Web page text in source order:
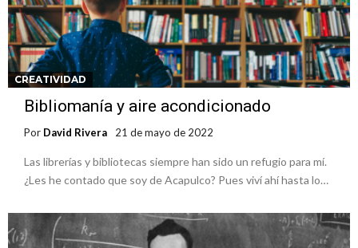
CREATIVIDAD
Bibliomanía y aire acondicionado
Por David Rivera 21 de mayo de 2022
Las librerías y bibliotecas siempre han sido un refugio para mí.
¿Les he contado que soy de Acapulco? Pues viví ahí hasta lo…